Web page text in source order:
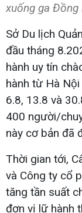
xuống ga Đồng
Sở Du lịch
đầu tháng
hành uy tín
hành từ Hà
6.8, 13.8 và
400 người/
này cơ bản đã
Thời gian tới,
và Công ty cổ
tăng tần suất
đơn vị lữ hành